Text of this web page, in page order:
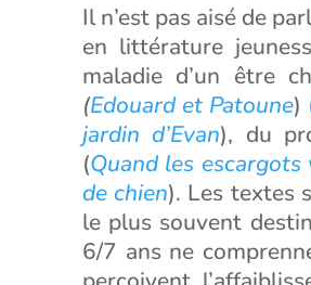
Il n’est pas aisé de
en littérature
maladie d’un être
(Edouard et Patoune)
jardin d’Evan), du
(Quand les
de chien). Les textes
le plus souvent
6/7 ans ne